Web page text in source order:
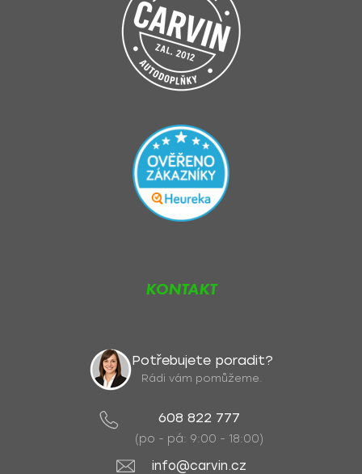
KONTAKT
Potřebujete poradit?
Rádi vám pomůžeme.
608 822 777
(po - pá: 9:00 - 18:00)
info@carvin.cz